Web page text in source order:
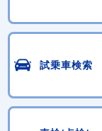
試乗車検索